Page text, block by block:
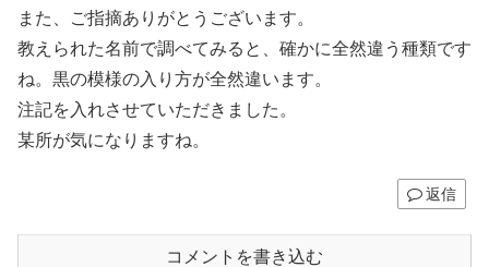
また、ご指摘ありがとうございます。
教えられた名前で調べてみると、確かに全然違う種類です
ね。黒の模様の入り方が全然違います。
注記を入れさせていただきました。
某所が気になりますね。
返信
コメントを書き込む